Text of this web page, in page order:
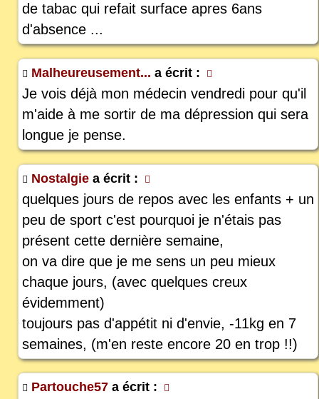
de tabac qui refait surface apres 6ans
d'absence ...
Malheureusement... a écrit :
Je vois déjà mon médecin vendredi pour qu'il
m'aide à me sortir de ma dépression qui sera
longue je pense.
Nostalgie a écrit :
quelques jours de repos avec les enfants + un
peu de sport c'est pourquoi je n'étais pas
présent cette dernière semaine,
on va dire que je me sens un peu mieux
chaque jours, (avec quelques creux
évidemment)
toujours pas d'appétit ni d'envie, -11kg en 7
semaines, (m'en reste encore 20 en trop !!)
Partouche57 a écrit :